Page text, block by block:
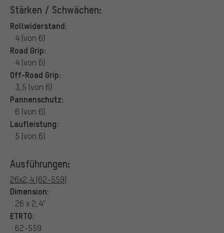
Stärken / Schwächen:
Rollwiderstand:
4 (von 6)
Road Grip:
4 (von 6)
Off-Road Grip:
3,5 (von 6)
Pannenschutz:
6 (von 6)
Laufleistung:
5 (von 6)
Ausführungen:
26x2,4 (62-559)
Dimension:
26 x 2,4"
ETRTO:
62-559